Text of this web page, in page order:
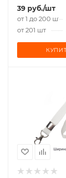
39 руб./шт
от 1 до 200 шт
от 201 шт